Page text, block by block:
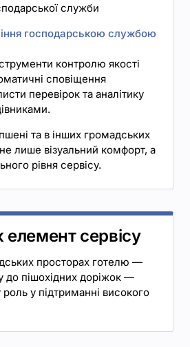
служби
господарською службою
контролю якості
сповіщення
перевірок та аналітику
та в інших громадських
лише візуальний комфорт, а
рівня сервісу.
елемент сервісу
просторах готелю —
до пішохідних доріжок —
роль у підтриманні високого